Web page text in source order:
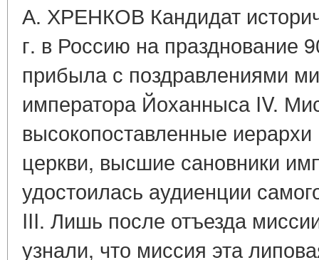
А. ХРЕНКОВ Кандидат
г. в Россию на празднование
прибыла с поздравлениями
императора Йоханныса IV.
высокопоставленные
церкви, высшие сановники
удостоилась аудиенции
III. Лишь после отъезда
узнали, что миссия эта